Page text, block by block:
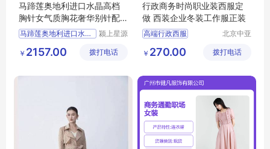
马蹄莲奥地利进口水晶高档
胸针女气质胸花奢华别针配
饰圣诞节礼物
马蹄莲奥地利进口水晶高档
颍上星源
有限公司
￥ 2157.00 拨打电话
行政商务时尚职业装西服定
做 西装企业冬装工作服正装
高端行政西服
商务女士职业套装
西服定做厂家
北京中亚
限公司
￥ 270.00 拨打电话